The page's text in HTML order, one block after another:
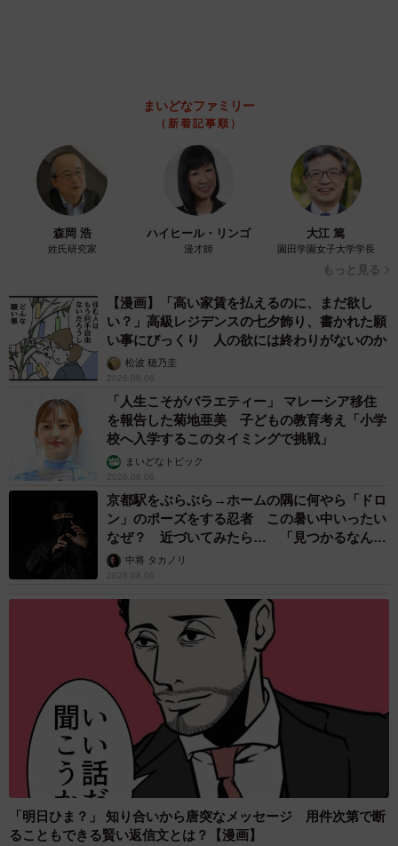
ANNA
2026.08.06
て生きてきた母親 自己主張が苦手な娘に教わ
った大切なこと【漫画】
「かわいいストーカーに追われています」甘え
ん坊な元保護猫 最後は飼い主にダイブする姿
梨木 香奈
2026.08.06
がんと片目の失明、3時間おきの壮絶な介護を
乗り越えた猫 「叶わないかもしれない」と覚
悟した19歳の誕生日を迎えて感動
古川 諭香
2026.08.06
「カニにアジをあげると青くなる」ほんと
に！？ 「自然の染色技術が凄い」と話題に
その理由とは…？
竹中 友一（RinToris）
2026.08.06
誰も求めていない職場の「謎マナー」、「過剰
な挨拶」や「お土産配り」を抑えた1位は？
やめられない理由は「周りの目」
まいどなデータ
2026.08.06
自転車通行可の歩道 電動キックボードで走行
中、小学生とあわや衝突！ 「歩道走行は道交
法違反でしょ」と指摘されました【弁護士が解
説】 長澤 芳子
2026.08.06